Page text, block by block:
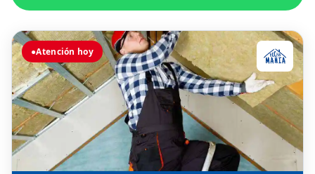
●Atención hoy